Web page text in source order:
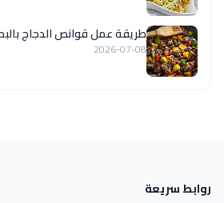
طريقة عمل قوانص الدجاج
2026-07-08
روابط سريعة